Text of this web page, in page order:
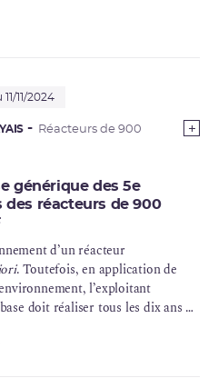
11/2024
Réacteurs de 900
générique des 5e
des réacteurs de 900
d’unréacteur
. Toutefois, en application de
l’exploitant
doit réaliser tous les dix ans un